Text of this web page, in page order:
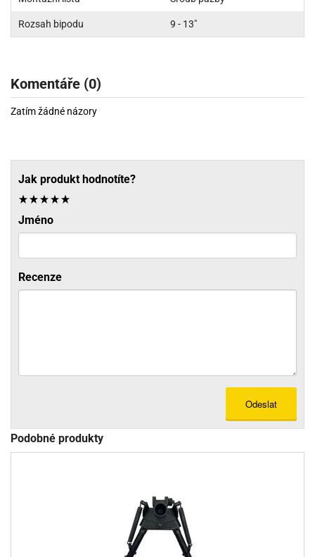
Rozsah bipodu 9 - 13"
Komentáře (0)
Zatím žádné názory
Jak produkt hodnotíte?
Jméno
Recenze
Odeslat
Podobné produkty